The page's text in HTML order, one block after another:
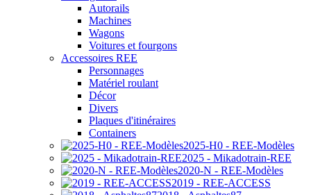
Autorails
Machines
Wagons
Voitures et fourgons
Accessoires REE
Personnages
Matériel roulant
Décor
Divers
Plaques d'itinéraires
Containers
2025-H0 - REE-Modèles
2025 - Mikadotrain-REE
2020-N - REE-Modèles
2019 - REE-ACCESS